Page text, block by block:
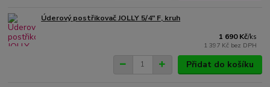
Úderový postřikovač JOLLY 5/4" F, kruh
1 690 Kč/ks
1 397 Kč bez DPH
Přidat do košíku